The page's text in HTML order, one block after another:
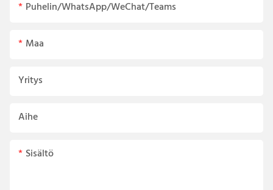
Puhelin/WhatsApp/WeChat/Teams
Maa
Yritys
Aihe
Sisältö